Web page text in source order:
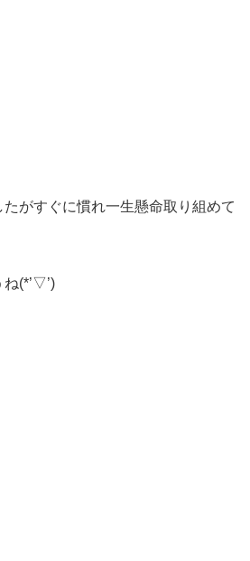
がすぐに慣れ一生懸命取り組めて
(*’▽’)